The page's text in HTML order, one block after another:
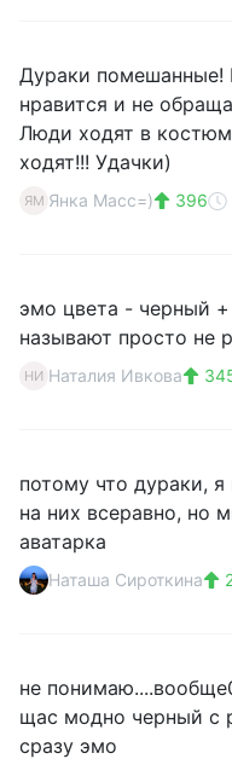
Дураки помешанные!
нравится и не
Люди ходят в
ходят!!! Удачки)
ЯМ Янка Масс=) 396
эмо цвета - черный
называют просто не
НИ Наталия Ивкова
потому что дураки,
на них всеравно, но
аватарка
Наташа Сироткина
не
щас модно черный с
сразу эмо